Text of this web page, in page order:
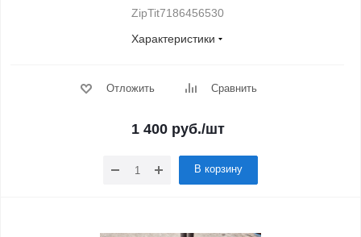
ZipTit7186456530
Характеристики
Отложить Сравнить
1 400руб./шт
В корзину